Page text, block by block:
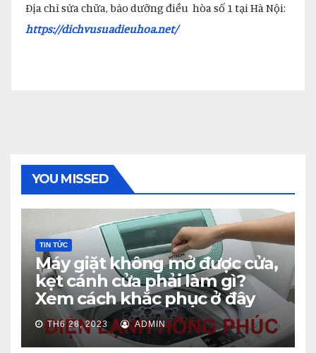
Địa chỉ sửa chữa, bảo dưỡng điều hòa số 1 tại Hà Nội:
https://dichvusuadieuhoa.net/
YOU MISSED
TIN TỨC
Máy giặt không mở được cửa,
kẹt cánh cửa phải làm gì?
Xem cách khắc phục ở đây
TH6 28, 2023 ADMIN